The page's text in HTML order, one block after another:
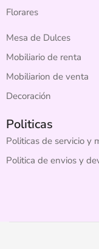
Florares
Mesa de Dulces
Mobiliario de renta
Mobiliarion de venta
Decoración
Politicas
Politicas de servicio y
Politica de envios y